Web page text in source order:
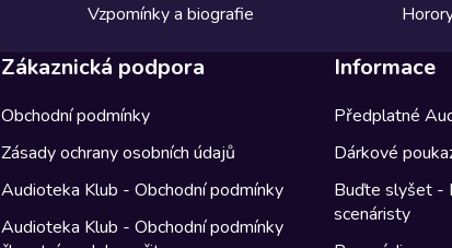
Vzpomínky a biografie
Zákaznická podpora
Obchodní podmínky
Zásady ochrany osobních údajů
Audioteka Klub - Obchodní podmínky
Audioteka Klub - Obchodní podmínky
Informace
Předplatné
Dárkové
Buďte slyšet -
scenáristy